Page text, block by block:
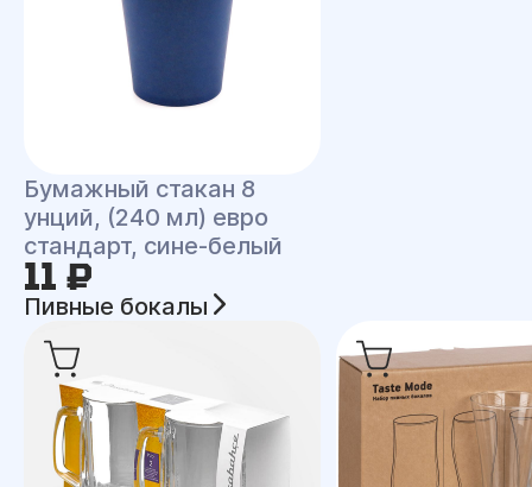
Бумажный стакан 8
унций, (240 мл) евро
стандарт, сине-белый
11 ₽
Пивные бокалы